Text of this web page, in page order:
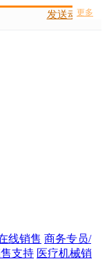
线销售 商务专员/
支持 医疗机械销
更多
发送动态码